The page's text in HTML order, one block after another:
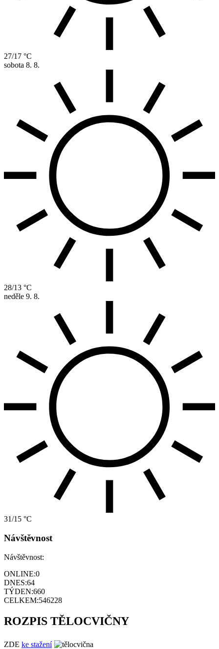
27/17 °C
sobota 8. 8.
28/13 °C
neděle 9. 8.
31/15 °C
Návštěvnost
Návštěvnost:
ONLINE:0
DNES:64
TÝDEN:660
CELKEM:546228
ROZPIS TĚLOCVIČNY
ZDE ke stažení